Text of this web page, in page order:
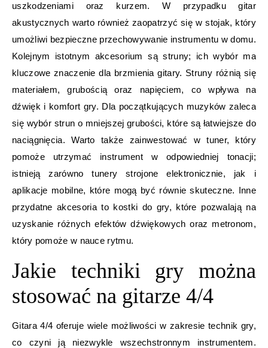
uszkodzeniami oraz kurzem. W przypadku gitar
akustycznych warto również zaopatrzyć się w stojak, który
umożliwi bezpieczne przechowywanie instrumentu w domu.
Kolejnym istotnym akcesorium są struny; ich wybór ma
kluczowe znaczenie dla brzmienia gitary. Struny różnią się
materiałem, grubością oraz napięciem, co wpływa na
dźwięk i komfort gry. Dla początkujących muzyków zaleca
się wybór strun o mniejszej grubości, które są łatwiejsze do
naciągnięcia. Warto także zainwestować w tuner, który
pomoże utrzymać instrument w odpowiedniej tonacji;
istnieją zarówno tunery strojone elektronicznie, jak i
aplikacje mobilne, które mogą być równie skuteczne. Inne
przydatne akcesoria to kostki do gry, które pozwalają na
uzyskanie różnych efektów dźwiękowych oraz metronom,
który pomoże w nauce rytmu.
Jakie techniki gry można
stosować na gitarze 4/4
Gitara 4/4 oferuje wiele możliwości w zakresie technik gry,
co czyni ją niezwykle wszechstronnym instrumentem.